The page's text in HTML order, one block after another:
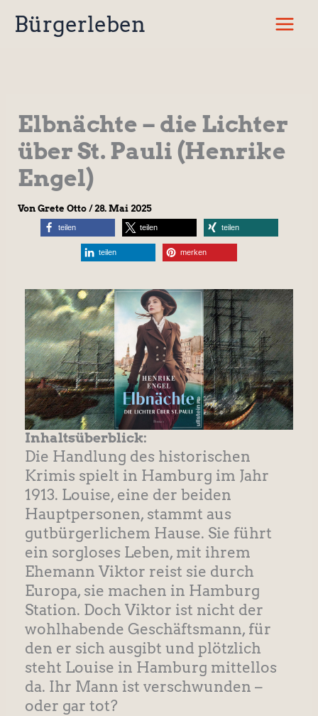
InhaltBürgerleben
Elbnächte – die Lichter
über St. Pauli (Henrike
Engel)
Von Grete Otto /28. Mai 2025
teilen teilen teilen
teilen merken
Inhaltsüberblick:
Die Handlung des historischen
Krimis spielt in Hamburg im Jahr
1913. Louise, eine der beiden
Hauptpersonen, stammt aus
gutbürgerlichem Hause. Sie führt
ein sorgloses Leben, mit ihrem
Ehemann Viktor reist sie durch
Europa, sie machen in Hamburg
Station. Doch Viktor ist nicht der
wohlhabende Geschäftsmann, für
den er sich ausgibt und plötzlich
steht Louise in Hamburg mittellos
da. Ihr Mann ist verschwunden –
oder gar tot?